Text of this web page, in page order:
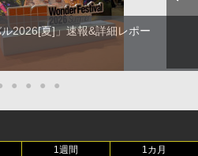
ル2026[夏]」速報&詳細レポー
● ● ● ●
1週間 1カ月